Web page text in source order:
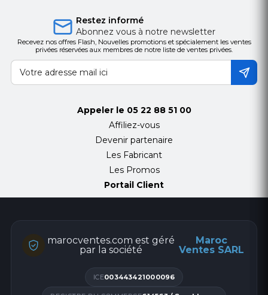
Restez informé
Abonnez vous à notre newsletter
Recevez nos offres Flash, Nouvelles promotions et spécialement les ventes
privées réservées aux membres de notre liste de ventes privées.
Appeler le 05 22 88 51 00
Affiliez-vous
Devenir partenaire
Les Fabricant
Les Promos
Portail Client
marocventes.com est géré
par la société
Maroc
Ventes SARL
ICE003443421000096